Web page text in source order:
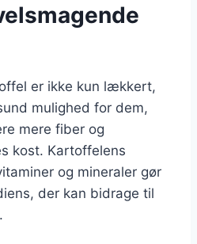
er ikke kun lækkert,
mulighed for dem,
mere fiber og
kost. Kartoffelens
og mineraler gør
der kan bidrage til